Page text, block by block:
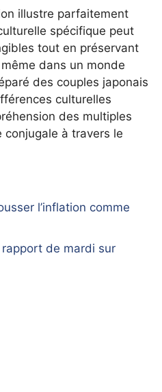
illustre parfaitement
spécifique peut
tout en préservant
dans un monde
des couples japonais
culturelles
des multiples
conjugale à travers le
l’inflation comme
rapport de mardi sur